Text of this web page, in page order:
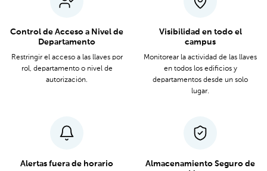
Control de Acceso a Nivel de
Departamento
Restringir el acceso a las llaves por
rol, departamento o nivel de
autorización.
Visibilidad en todo el
campus
Monitorear la actividad de las llaves
en todos los edificios y
departamentos desde un solo
lugar.
Alertas fuera de horario
Almacenamiento Seguro de